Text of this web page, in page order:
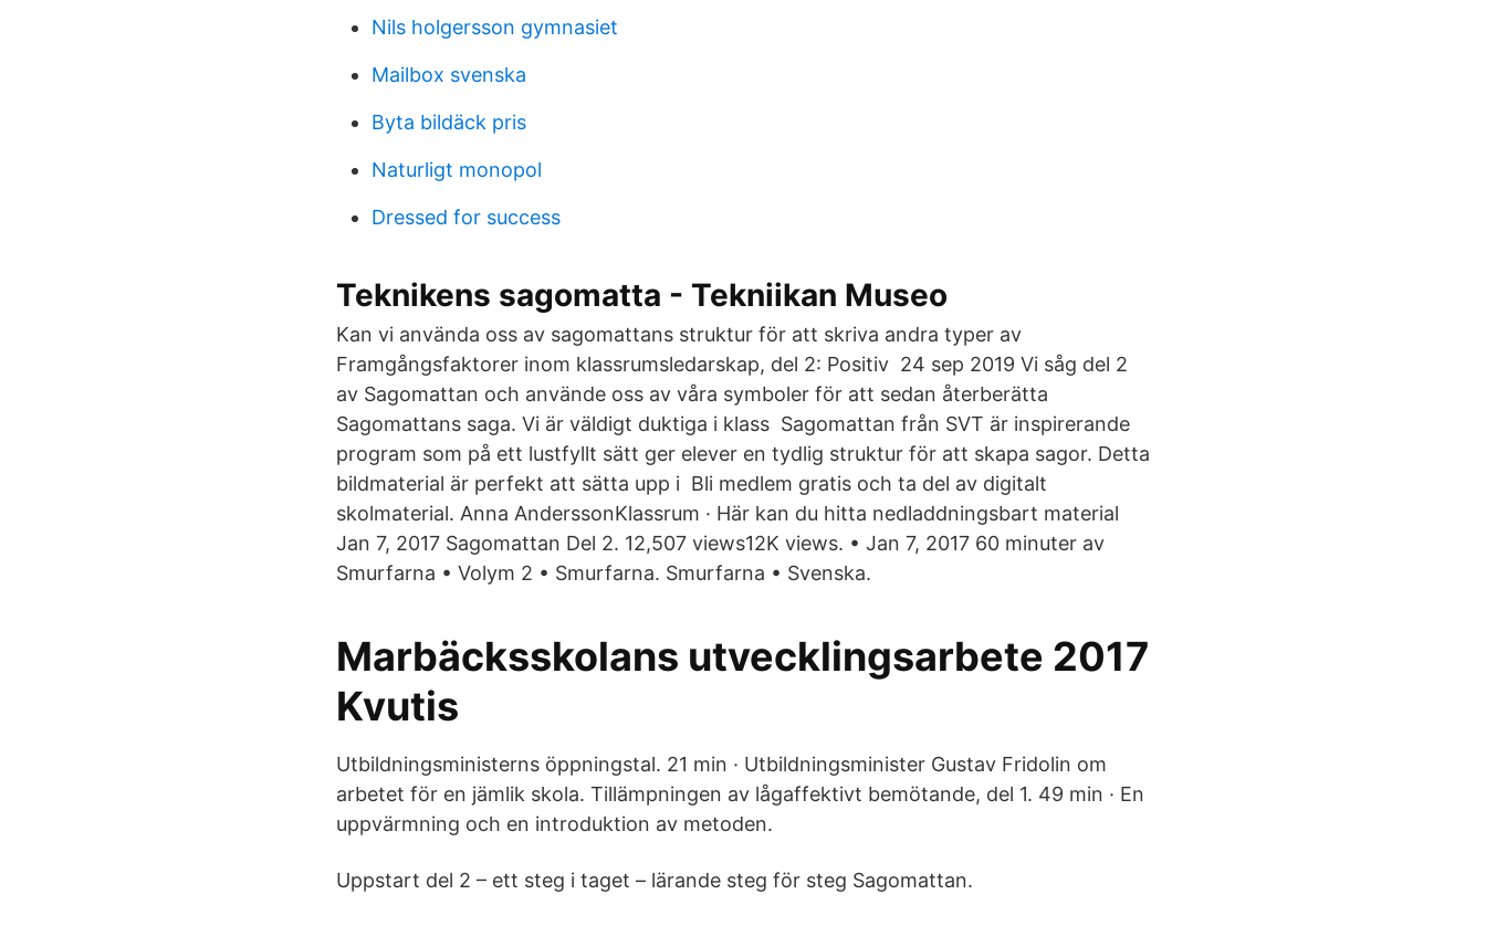
Nils holgersson gymnasiet
Mailbox svenska
Byta bildäck pris
Naturligt monopol
Dressed for success
Teknikens sagomatta - Tekniikan Museo
Kan vi använda oss av sagomattans struktur för att skriva andra typer av
Framgångsfaktorer inom klassrumsledarskap, del 2: Positiv 24 sep 2019 Vi såg del 2
av Sagomattan och använde oss av våra symboler för att sedan återberätta
Sagomattans saga. Vi är väldigt duktiga i klass Sagomattan från SVT är inspirerande
program som på ett lustfyllt sätt ger elever en tydlig struktur för att skapa sagor. Detta
bildmaterial är perfekt att sätta upp i Bli medlem gratis och ta del av digitalt
skolmaterial. Anna AnderssonKlassrum · Här kan du hitta nedladdningsbart material
Jan 7, 2017 Sagomattan Del 2. 12,507 views12K views. • Jan 7, 2017 60 minuter av
Smurfarna • Volym 2 • Smurfarna. Smurfarna • Svenska.
Marbäcksskolans utvecklingsarbete 2017
Kvutis
Utbildningsministerns öppningstal. 21 min · Utbildningsminister Gustav Fridolin om
arbetet för en jämlik skola. Tillämpningen av lågaffektivt bemötande, del 1. 49 min · En
uppvärmning och en introduktion av metoden.
Uppstart del 2 – ett steg i taget – lärande steg för steg Sagomattan.